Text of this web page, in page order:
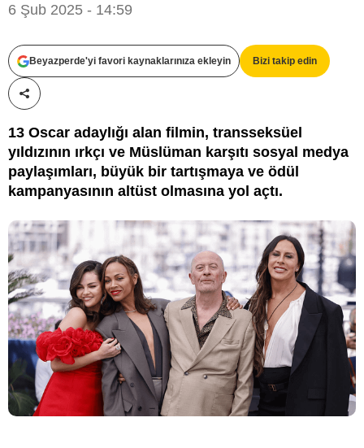
6 Şub 2025 - 14:59
Beyazperde'yi favori kaynaklarınıza ekleyin Bizi takip edin
Paylaş!
13 Oscar adaylığı alan filmin, transseksüel
yıldızının ırkçı ve Müslüman karşıtı sosyal medya
paylaşımları, büyük bir tartışmaya ve ödül
kampanyasının altüst olmasına yol açtı.